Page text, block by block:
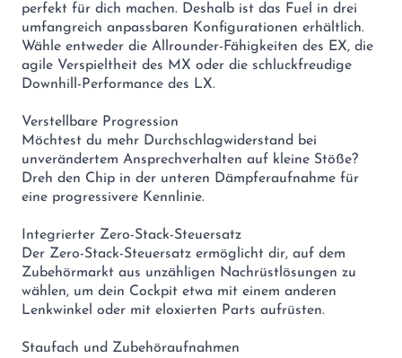
perfekt für dich machen. Deshalb ist das Fuel in drei
umfangreich anpassbaren Konfigurationen erhältlich.
Wähle entweder die Allrounder-Fähigkeiten des EX, die
agile Verspieltheit des MX oder die schluckfreudige
Downhill-Performance des LX.
Verstellbare Progression
Möchtest du mehr Durchschlagwiderstand bei
unverändertem Ansprechverhalten auf kleine Stöße?
Dreh den Chip in der unteren Dämpferaufnahme für
eine progressivere Kennlinie.
Integrierter Zero-Stack-Steuersatz
Der Zero-Stack-Steuersatz ermöglicht dir, auf dem
Zubehörmarkt aus unzähligen Nachrüstlösungen zu
wählen, um dein Cockpit etwa mit einem anderen
Lenkwinkel oder mit eloxierten Parts aufrüsten.
Staufach und Zubehöraufnahmen